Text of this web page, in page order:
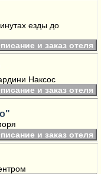
езды до
и заказ отеля
Наксос
и заказ отеля
и заказ отеля